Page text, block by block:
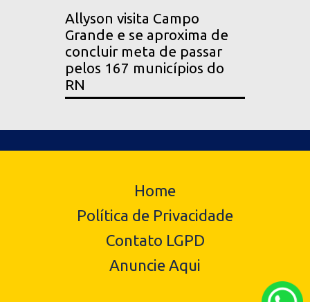
Allyson visita Campo
Grande e se aproxima de
concluir meta de passar
pelos 167 municípios do
RN
Home
Política de Privacidade
Contato LGPD
Anuncie Aqui